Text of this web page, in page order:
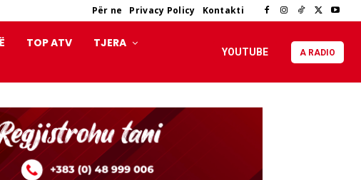
Për ne Privacy Policy Kontakti
TOP ATV TJERA
YOUTUBE A RADIO